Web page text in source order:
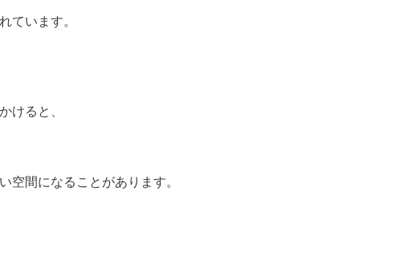
ています。
けると、
空間になることがあります。